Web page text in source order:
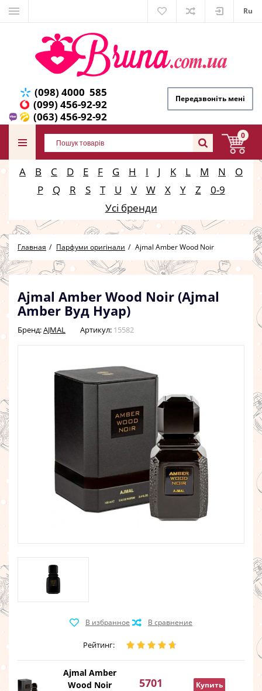
Ru
(098) 4000 585
(099) 456-92-92
(063) 456-92-92
Передзвоніть мені
0
A B C D E F G H I J K L M N
O
P
Q R S T U V W X Y Z
0-9
Усі бренди
Главная Парфуми оригінали Ajmal Amber Wood Noir
Ajmal Amber Wood Noir (Ajmal
Amber Вуд Нуар)
Бренд:AJMAL Артикул: 15582
Рейтинг:
Ajmal Amber
Wood Noir
5701
Купить